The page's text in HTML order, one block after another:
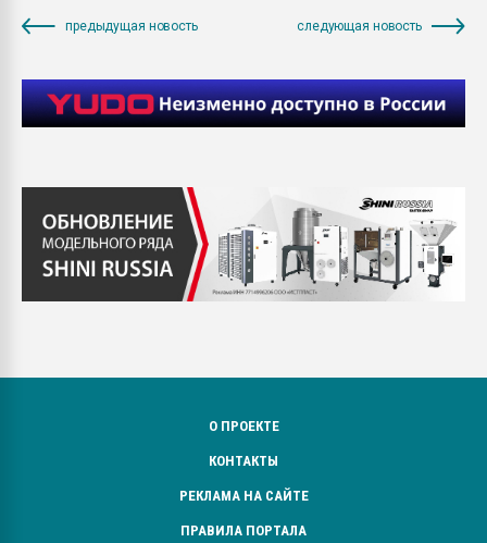
предыдущая новость следующая новость
О ПРОЕКТЕ
КОНТАКТЫ
РЕКЛАМА НА САЙТЕ
ПРАВИЛА ПОРТАЛА